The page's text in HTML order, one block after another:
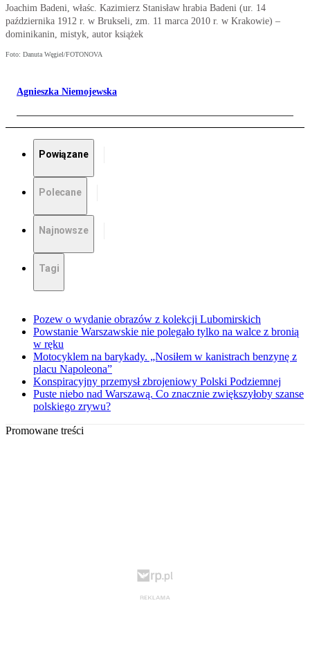
Joachim Badeni, właśc. Kazimierz Stanisław hrabia Badeni (ur. 14
października 1912 r. w Brukseli, zm. 11 marca 2010 r. w Krakowie) –
dominikanin, mistyk, autor książek
Foto: Danuta Węgiel/FOTONOVA
Agnieszka Niemojewska
Powiązane
Polecane
Najnowsze
Tagi
Pozew o wydanie obrazów z kolekcji Lubomirskich
Powstanie Warszawskie nie polegało tylko na walce z bronią
w ręku
Motocyklem na barykady. „Nosiłem w kanistrach benzynę z
placu Napoleona”
Konspiracyjny przemysł zbrojeniowy Polski Podziemnej
Puste niebo nad Warszawą. Co znacznie zwiększyłoby szanse
polskiego zrywu?
Promowane treści